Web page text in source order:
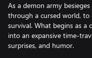
As a demon army
through a cursed world, to
survival. What begins as a
into an expansive time-
surprises, and humor.